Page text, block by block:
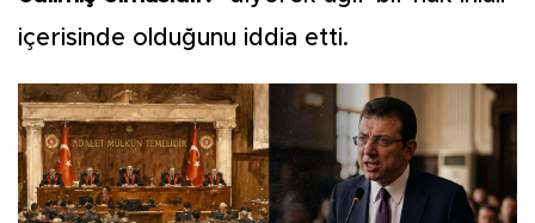
içerisinde olduğunu iddia etti.